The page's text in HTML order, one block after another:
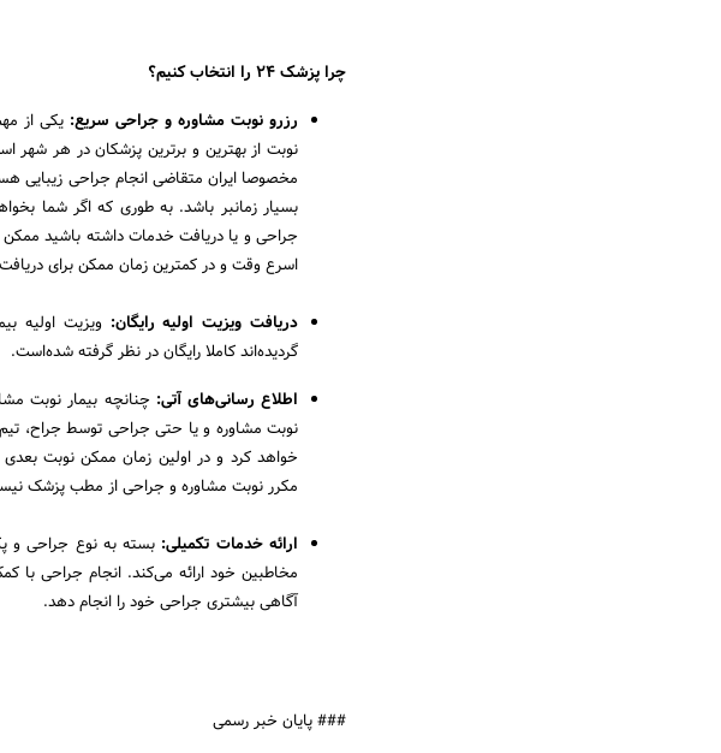
چرا پزشک 24 را انتخاب کنیم؟
رزرو نوبت مشاوره و جراحی سریع:
نوبت از بهترین و برترین پزشکان در هر شهر
مخصوصا ایران متقاضی انجام جراحی زیبایی
بسیار زمانبر باشد. به طوری که اگر شما
اسرع وقت و در کمترین زمان ممکن برای
دریافت ویزیت اولیه رایگان:
گردیده‌اند کاملا رایگان در نظر گرفته شده‌است.
اطلاع رسانی‌های آتی:
خواهد کرد و در اولین زمان ممکن نوبت
مکرر نوبت مشاوره و جراحی از مطب پزشک
ارائه خدمات تکمیلی:
آگاهی بیشتری جراحی خود را انجام دهد.
### پایان خبر رسمی